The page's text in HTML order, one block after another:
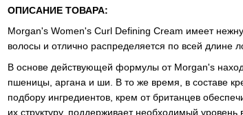
ОПИСАНИЕ ТОВАРА:
Morgan's Women's Curl Defining Cream имеет
волосы и отлично распределяется по всей длине
В основе действующей формулы от Morgan's
пшеницы, аргана и ши. В то же время, в составе
подбору ингредиентов, крем от британцев
их структуру, поддерживает необходимый